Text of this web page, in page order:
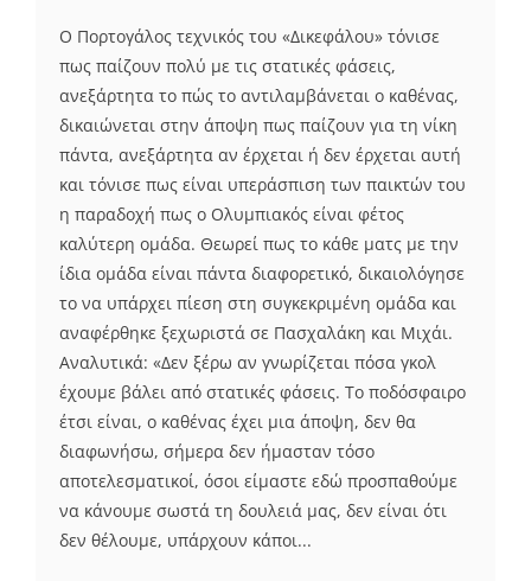
Ο Πορτογάλος τεχνικός του «Δικεφάλου» τόνισε
πως παίζουν πολύ με τις στατικές φάσεις,
ανεξάρτητα το πώς το αντιλαμβάνεται ο καθένας,
δικαιώνεται στην άποψη πως παίζουν για τη νίκη
πάντα, ανεξάρτητα αν έρχεται ή δεν έρχεται αυτή
και τόνισε πως είναι υπεράσπιση των παικτών του
η παραδοχή πως ο Ολυμπιακός είναι φέτος
καλύτερη ομάδα. Θεωρεί πως το κάθε ματς με την
ίδια ομάδα είναι πάντα διαφορετικό, δικαιολόγησε
το να υπάρχει πίεση στη συγκεκριμένη ομάδα και
αναφέρθηκε ξεχωριστά σε Πασχαλάκη και Μιχάι.
Αναλυτικά: «Δεν ξέρω αν γνωρίζεται πόσα γκολ
έχουμε βάλει από στατικές φάσεις. Το ποδόσφαιρο
έτσι είναι, ο καθένας έχει μια άποψη, δεν θα
διαφωνήσω, σήμερα δεν ήμασταν τόσο
αποτελεσματικοί, όσοι είμαστε εδώ προσπαθούμε
να κάνουμε σωστά τη δουλειά μας, δεν είναι ότι
δεν θέλουμε, υπάρχουν κάποι...